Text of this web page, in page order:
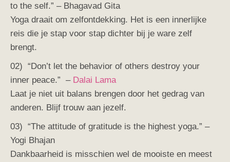
to the self.” – Bhagavad Gita
Yoga draait om zelfontdekking. Het is een innerlijke
reis die je stap voor stap dichter bij je ware zelf
brengt.
02) “Don’t let the behavior of others destroy your
inner peace.” – Dalai Lama
Laat je niet uit balans brengen door het gedrag van
anderen. Blijf trouw aan jezelf.
03) “The attitude of gratitude is the highest yoga.” –
Yogi Bhajan
Dankbaarheid is misschien wel de mooiste en meest